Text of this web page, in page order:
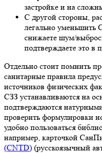
застройке и на
С другой стороны,
легально уменьшить
снижаете шум/
подтверждаете это в
Отдельно стоит помнить
санитарные правила
источников физических
СЗЗ устанавливаются на
подтверждаются
проверить формулировки
удобно пользоваться
например, карточкой
(CNTD) (русскоязычный